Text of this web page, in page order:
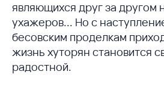
являющихся друг за другом
ухажеров... Но с
бесовским проделкам
жизнь хуторян становится
радостной.